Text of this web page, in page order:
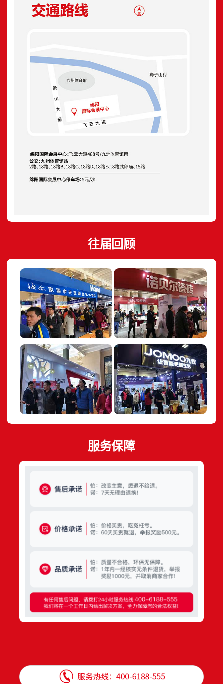
往届回顾
服务保障